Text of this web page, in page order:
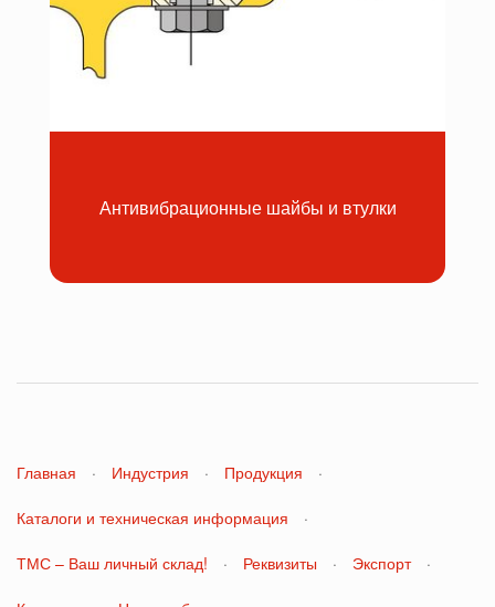
Антивибрационные шайбы и втулки
Главная · Индустрия · Продукция ·
Каталоги и техническая информация ·
ТМС – Ваш личный склад! · Реквизиты · Экспорт ·